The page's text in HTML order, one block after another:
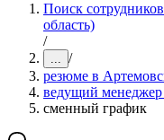
Поиск
область)
/
... /
резюме в
ведущий
сменный график